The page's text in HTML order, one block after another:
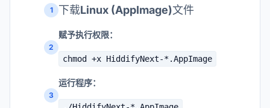
1 下载Linux (AppImage)文件
2
赋予执行权限：
chmod +x HiddifyNext-*.AppImage
3
运行程序：